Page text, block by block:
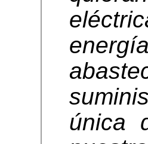
única